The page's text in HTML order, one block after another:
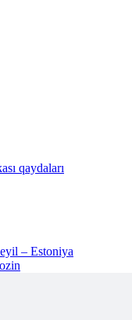
qaydaları